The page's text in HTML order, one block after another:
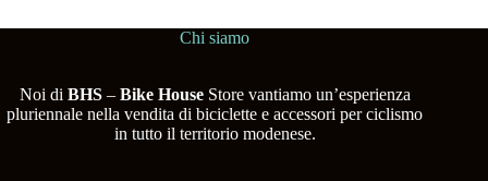
Chi siamo
Noi di BHS– Bike HouseStore vantiamo un’esperienza
pluriennale nella vendita di biciclette e accessori per ciclismo
in tutto il territorio modenese.